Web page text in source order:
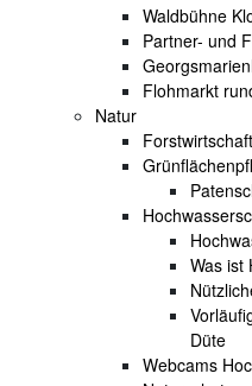
Waldbühne
Partner- und
Flohmarkt
Natur
Forstwirtschaft
Was ist
Düte
Webcams